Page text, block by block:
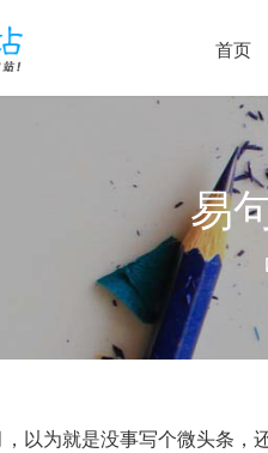
首页
易
以为就是没事写个微头条，